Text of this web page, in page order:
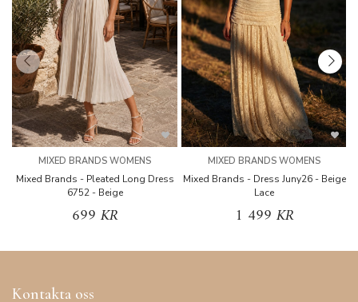
MIXED BRANDS WOMENS
Mixed Brands - Pleated Long Dress
6752 - Beige
699 KR
MIXED BRANDS WOMENS
Mixed Brands - Dress Juny26 - Beige
Lace
1 499 KR
Kontakta oss